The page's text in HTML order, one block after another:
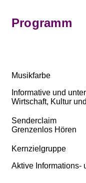
Programm
Musikfarbe
Informative und
Wirtschaft, Kultur
Senderclaim
Grenzenlos Hören
Kernzielgruppe
Aktive Informations-